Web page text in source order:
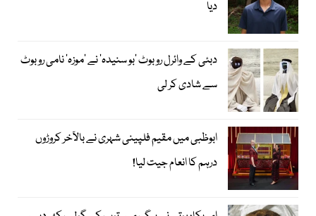
دیا
دبئی کے وائرل روبوٹ ’بو سنیدہ‘ نے ’موزہ‘ نامی روبوٹ
سے شادی کر لی
ابوظبی میں مقیم فلپینی شہری نے بالآخر کروڑوں
درہم کا انعام جیت لیا!